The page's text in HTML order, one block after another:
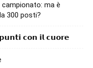
ma è
300 posti?
𝗰𝗼𝗻 𝗶𝗹 𝗰𝘂𝗼𝗿𝗲